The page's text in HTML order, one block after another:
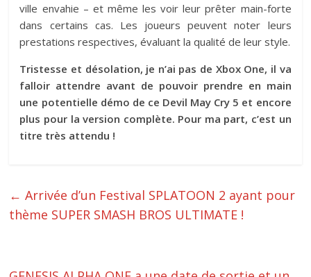
ville envahie – et même les voir leur prêter main-forte
dans certains cas. Les joueurs peuvent noter leurs
prestations respectives, évaluant la qualité de leur style.
Tristesse et désolation, je n’ai pas de Xbox One, il va
falloir attendre avant de pouvoir prendre en main
une potentielle démo de ce Devil May Cry 5 et encore
plus pour la version complète. Pour ma part, c’est un
titre très attendu !
← Arrivée d’un Festival SPLATOON 2 ayant pour
thème SUPER SMASH BROS ULTIMATE !